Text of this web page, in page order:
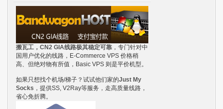
搬瓦工，CN2 GIA线路极其稳定可靠 ，专门针对中
国用户优化的线路，E-Commerce VPS 价格稍
高、但绝对物有所值，Basic VPS 则是平价机型。
如果只想找个机场/梯子？试试他们家的Just My
Socks ，提供SS, V2Ray等服务，走高质量线路，
省心免折腾。